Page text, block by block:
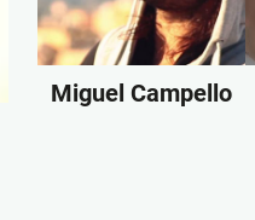
Miguel Campello